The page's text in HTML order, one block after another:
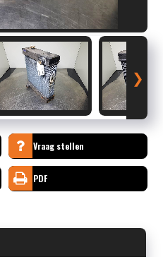
❯
Vraag stellen
PDF